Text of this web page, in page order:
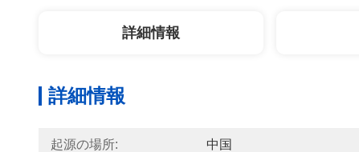
詳細情報
詳細情報
起源の場所: 中国